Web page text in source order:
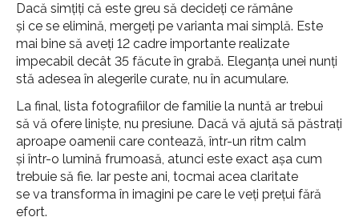
Dacă simțiți că este greu să decideți ce rămâne
și ce se elimină, mergeți pe varianta mai simplă. Este
mai bine să aveți 12 cadre importante realizate
impecabil decât 35 făcute în grabă. Eleganța unei nunți
stă adesea în alegerile curate, nu în acumulare.
La final, lista fotografiilor de familie la nuntă ar trebui
să vă ofere liniște, nu presiune. Dacă vă ajută să păstrați
aproape oamenii care contează, într-un ritm calm
și într-o lumină frumoasă, atunci este exact așa cum
trebuie să fie. Iar peste ani, tocmai acea claritate
se va transforma în imagini pe care le veți prețui fără
efort.